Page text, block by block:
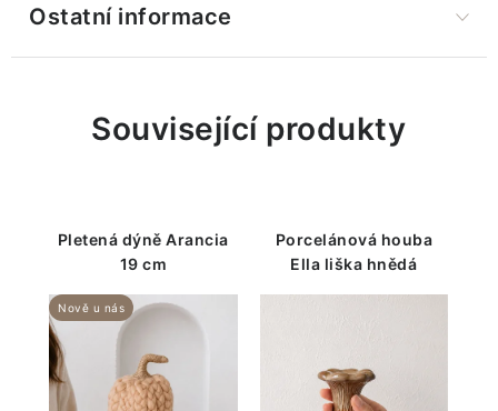
Ostatní informace
Související produkty
Pletená dýně Arancia
19 cm
Nově u nás
Porcelánová houba
Ella liška hnědá